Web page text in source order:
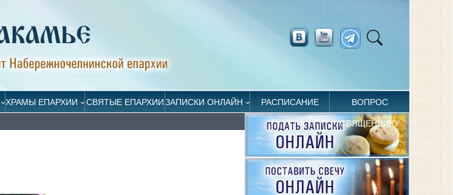
ХРАМЫ ЕПАРХИИ СВЯТЫЕ ЕПАРХИИЗАПИСКИ ОНЛАЙН РАСПИСАНИЕ ВОПРОС
СВЯЩЕННИКУ